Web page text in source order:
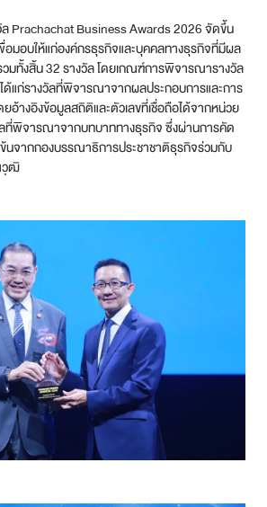
ล Prachachat Business Awards 2026 จัดขึ้น
อมอบให้แก่องค์กรธุรกิจและบุคคลทางธุรกิจที่มีผล
วมทั้งสิ้น 32 รางวัล โดยเกณฑ์การพิจารณารางวัล
ด้แก่รางวัลที่พิจารณาจากผลประกอบการและการ
อ้างอิงข้อมูลสถิติและตัวเลขที่เชื่อถือได้จากหน่วย
ลที่พิจารณาจากบทบาททางธุรกิจ ซึ่งผ่านการคัด
นจากกองบรรณาธิการประชาชาติธุรกิจร่วมกับ
วุฒิ